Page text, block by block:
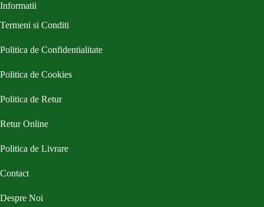
Informatii
Termeni si Conditi
Politica de Confidentialitate
Politica de Cookies
Politica de Retur
Retur Online
Politica de Livrare
Contact
Despre Noi